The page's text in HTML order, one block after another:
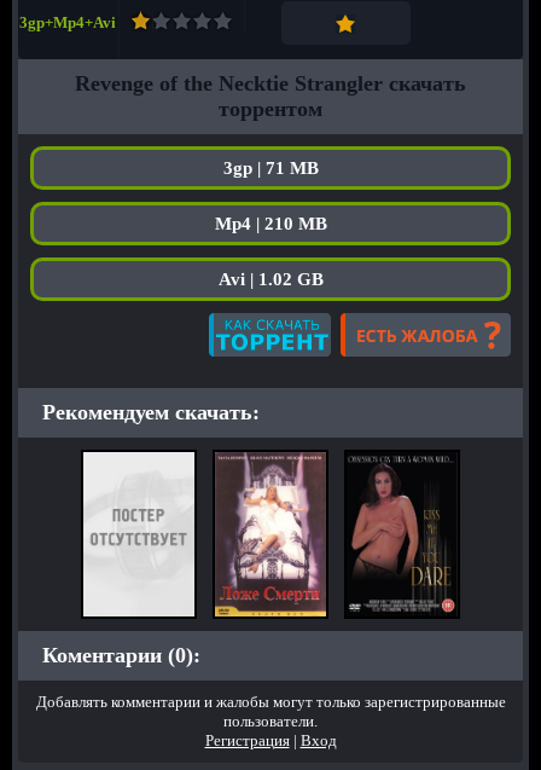
3gp+Mp4+Avi
Revenge of the Necktie Strangler скачать
торрентом
3gp | 71 MB
Mp4 | 210 MB
Avi | 1.02 GB
Рекомендуем скачать:
Коментарии (0):
Добавлять комментарии и жалобы могут только зарегистрированные
пользователи.
Регистрация| Вход